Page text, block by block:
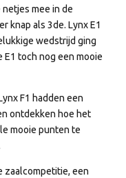
mee in de
knap als 3de. Lynx E1
wedstrijd ging
E1 toch nog een mooie
F1 hadden een
ontdekken hoe het
mooie punten te
zaalcompetitie, een